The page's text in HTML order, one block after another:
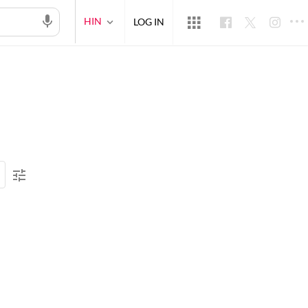
HIN LOG IN